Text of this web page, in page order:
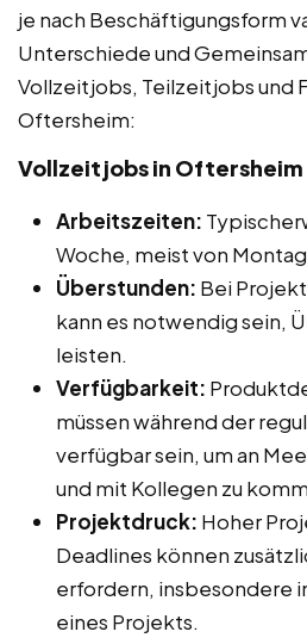
je nach Beschäftigungsform
Unterschiede und
Vollzeitjobs, Teilzeitjobs und
Oftersheim:
Vollzeitjobs in Oftersheim
Arbeitszeiten:
Woche, meist von
Überstunden: Bei
kann es notwendig sein,
leisten.
Verfügbarkeit:
müssen während der
verfügbar sein, um an
und mit Kollegen zu
Projektdruck: Hoher
Deadlines können
erfordern, insbesondere
eines Projekts.